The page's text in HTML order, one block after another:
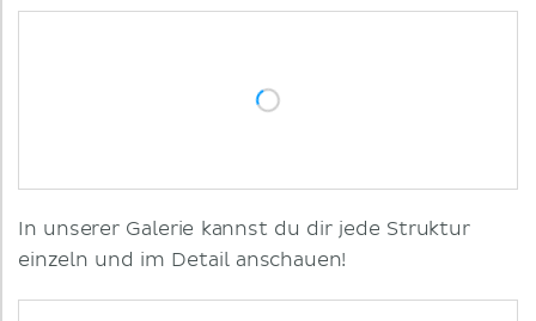
In unserer Galerie kannst du dir jede Struktur
einzeln und im Detail anschauen!